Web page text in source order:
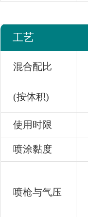
工艺
混合配比
(按体积)
使用时限
喷涂黏度
喷枪与气压